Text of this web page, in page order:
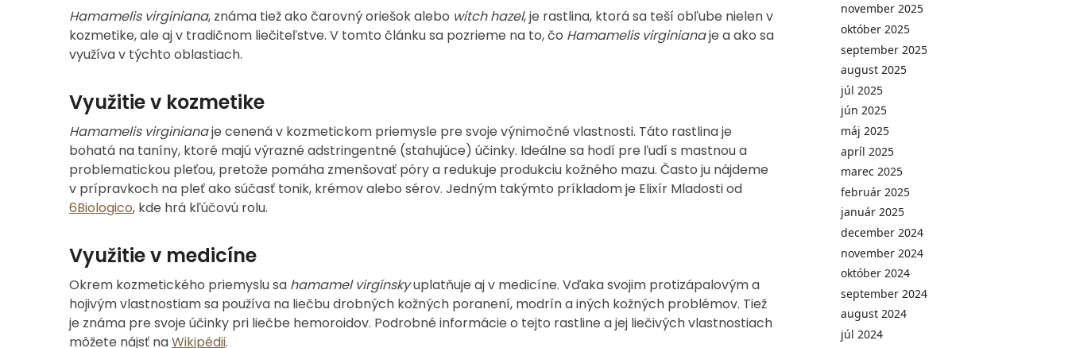
Hamamelis virginiana, známa tiež ako čarovný oriešok alebo witch hazel, je rastlina, ktorá sa teší obľube nielen v
kozmetike, ale aj v tradičnom liečiteľstve. V tomto článku sa pozrieme na to, čo Hamamelis virginianaje a ako sa
využíva v týchto oblastiach.
Využitie v kozmetike
Hamamelis virginianaje cenená v kozmetickom priemysle pre svoje výnimočné vlastnosti. Táto rastlina je
bohatá na taníny, ktoré majú výrazné adstringentné (stahujúce) účinky. Ideálne sa hodí pre ľudí s mastnou a
problematickou pleťou, pretože pomáha zmenšovať póry a redukuje produkciu kožného mazu. Často ju nájdeme
v prípravkoch na pleť ako súčasť tonik, krémov alebo sérov. Jedným takýmto príkladom je Elixír Mladosti od
6Biologico, kde hrá kľúčovú rolu.
Využitie v medicíne
Okrem kozmetického priemyslu sa hamamel virgínskyuplatňuje aj v medicíne. Vďaka svojim protizápalovým a
hojivým vlastnostiam sa používa na liečbu drobných kožných poranení, modrín a iných kožných problémov. Tiež
je známa pre svoje účinky pri liečbe hemoroidov. Podrobné informácie o tejto rastline a jej liečivých vlastnostiach
môžete nájsť naWikipédii.
november 2025
október 2025
september 2025
august 2025
júl 2025
jún 2025
máj 2025
apríl 2025
marec 2025
február 2025
január 2025
december 2024
november 2024
október 2024
september 2024
august 2024
júl 2024